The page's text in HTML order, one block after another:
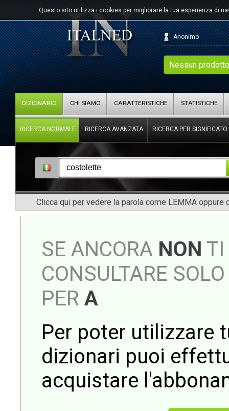
Questo sito utilizza i cookies per migliorare la tua esperienza di
Nessun
Anonimo
DIZIONARIO CHI SIAMO CARATTERISTICHE STATISTICHE
RICERCA NORMALE RICERCA AVANZATA RICERCA PER SIGNIFICATO
Clicca qui per vedere la parola come LEMMA oppure
SE ANCORA NON TI
CONSULTARE
PER A
Per poter utilizzare
dizionari puoi
acquistare